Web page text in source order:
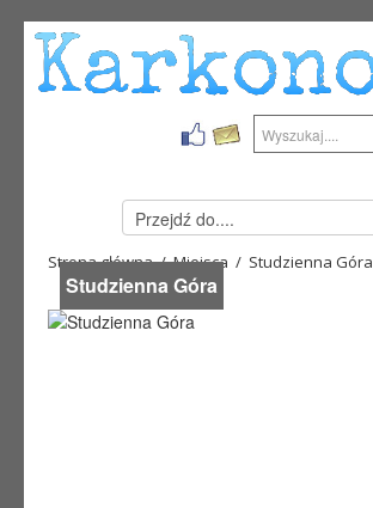
Strona główna/Miejsca / Studzienna Góra
Studzienna Góra